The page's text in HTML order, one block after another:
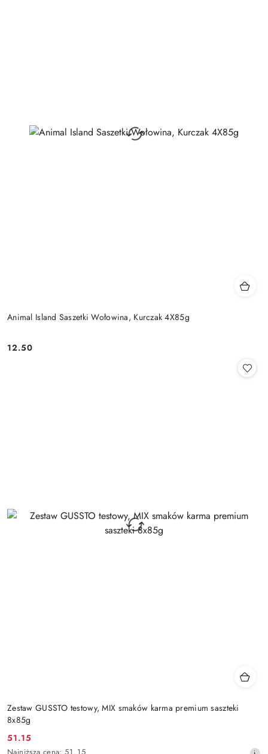
Animal Island Saszetki Wołowina, Kurczak 4X85g
Cena:
12.50
Zestaw GUSSTO testowy, MIX smaków karma premium saszteki
8x85g
Cena
51.15
Najniższa